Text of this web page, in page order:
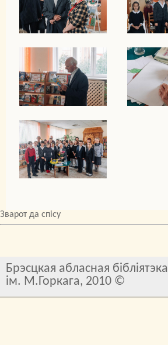
Зварот да спісу
Брэсцкая абласная бібліятэка
ім. М.Горкага, 2010 ©